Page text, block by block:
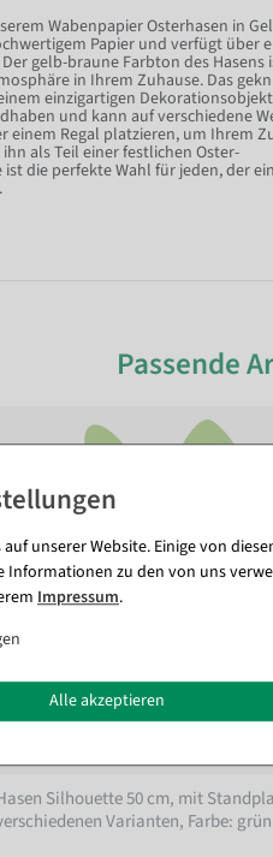
Wabenpapier Osterhasen in
Papier und verfügt über
gelb-braune Farbton des Hasens
in Ihrem Zuhause. Das
einzigartigen
und kann auf verschiedene
Regal platzieren, um Ihrem
als Teil einer festlichen Oster-
die perfekte Wahl für jeden, der
Passende
Silhouette 50 cm, mit
Varianten, Farbe: grün
unserer Website. Einige von
Informationen zu den von uns
Impressum.
Alle akzeptieren